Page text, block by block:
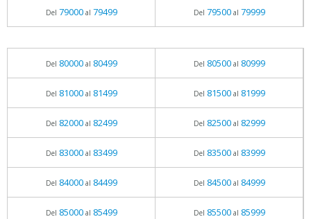
Del 79000al 79499 Del 79500al 79999
Del 80000al 80499 Del 80500al 80999
Del 81000al 81499 Del 81500al 81999
Del 82000al 82499 Del 82500al 82999
Del 83000al 83499 Del 83500al 83999
Del 84000al 84499 Del 84500al 84999
Del 85000al 85499 Del 85500al 85999